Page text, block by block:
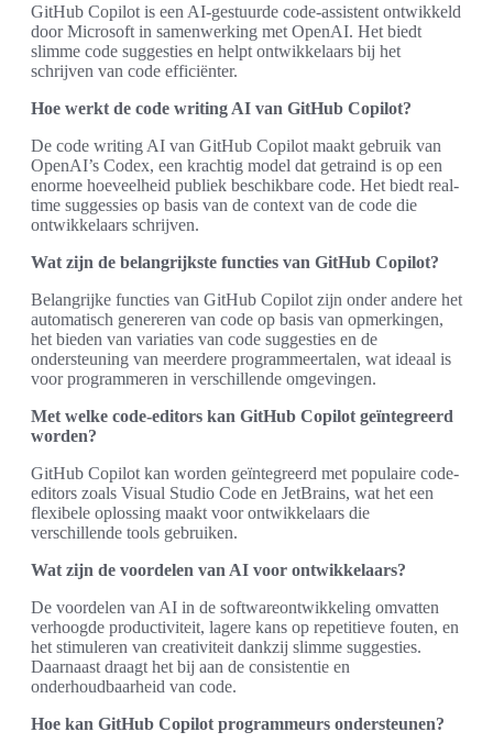
GitHub Copilot is een AI-gestuurde code-assistent ontwikkeld
door Microsoft in samenwerking met OpenAI. Het biedt
slimme code suggesties en helpt ontwikkelaars bij het
schrijven van code efficiënter.
Hoe werkt de code writing AI van GitHub Copilot?
De code writing AI van GitHub Copilot maakt gebruik van
OpenAI’s Codex, een krachtig model dat getraind is op een
enorme hoeveelheid publiek beschikbare code. Het biedt real-
time suggessies op basis van de context van de code die
ontwikkelaars schrijven.
Wat zijn de belangrijkste functies van GitHub Copilot?
Belangrijke functies van GitHub Copilot zijn onder andere het
automatisch genereren van code op basis van opmerkingen,
het bieden van variaties van code suggesties en de
ondersteuning van meerdere programmeertalen, wat ideaal is
voor programmeren in verschillende omgevingen.
Met welke code-editors kan GitHub Copilot geïntegreerd
worden?
GitHub Copilot kan worden geïntegreerd met populaire code-
editors zoals Visual Studio Code en JetBrains, wat het een
flexibele oplossing maakt voor ontwikkelaars die
verschillende tools gebruiken.
Wat zijn de voordelen van AI voor ontwikkelaars?
De voordelen van AI in de softwareontwikkeling omvatten
verhoogde productiviteit, lagere kans op repetitieve fouten, en
het stimuleren van creativiteit dankzij slimme suggesties.
Daarnaast draagt het bij aan de consistentie en
onderhoudbaarheid van code.
Hoe kan GitHub Copilot programmeurs ondersteunen?